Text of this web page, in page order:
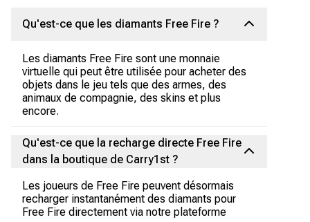
Qu'est-ce que les diamants Free Fire ?
Les diamants Free Fire sont une monnaie
virtuelle qui peut être utilisée pour acheter des
objets dans le jeu tels que des armes, des
animaux de compagnie, des skins et plus
encore.
Qu'est-ce que la recharge directe Free Fire
dans la boutique de Carry1st ?
Les joueurs de Free Fire peuvent désormais
recharger instantanément des diamants pour
Free Fire directement via notre plateforme